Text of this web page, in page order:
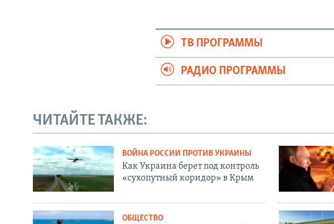
ТВ ПРОГРАММЫ
РАДИО ПРОГРАММЫ
ЧИТАЙТЕ ТАКЖЕ:
ВОЙНА РОССИИ ПРОТИВ УКРАИНЫ
Как Украина берет под контроль
«сухопутный коридор» в Крым
ОБЩЕСТВО